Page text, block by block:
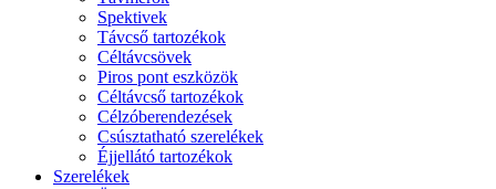
Spektivek
Távcső tartozékok
Céltávcsövek
Piros pont eszközök
Céltávcső tartozékok
Célzóberendezések
Csúsztatható szerelékek
Éjjellátó tartozékok
Szerelékek